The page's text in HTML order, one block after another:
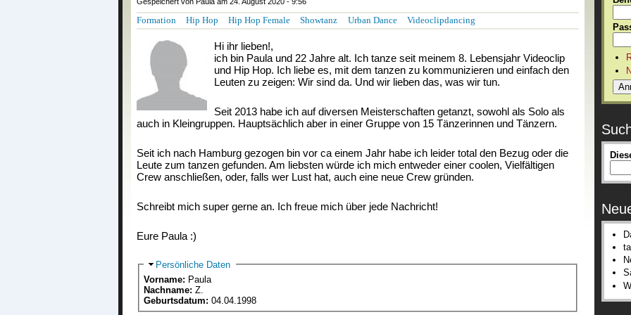
Formation Hip Hop Hip Hop Female Showtanz Urban Dance Videoclipdancing
Hi ihr lieben!,
ich bin Paula und 22 Jahre alt. Ich tanze seit meinem 8. Lebensjahr Videoclip
und Hip Hop. Ich liebe es, mit dem tanzen zu kommunizieren und einfach den
Leuten zu zeigen: Wir sind da. Und wir lieben das, was wir tun.
Seit 2013 habe ich auf diversen Meisterschaften getanzt, sowohl als Solo als
auch in Kleingruppen. Hauptsächlich aber in einer Gruppe von 15 Tänzerinnen und Tänzern.
Seit ich nach Hamburg gezogen bin vor ca einem Jahr habe ich leider total den Bezug oder die
Leute zum tanzen gefunden. Am liebsten würde ich mich entweder einer coolen, Vielfältigen
Crew anschließen, oder, falls wer Lust hat, auch eine neue Crew gründen.
Schreibt mich super gerne an. Ich freue mich über jede Nachricht!
Eure Paula :)
Ausblenden
Persönliche Daten
Vorname: Paula
Nachname: Z.
Geburtsdatum: 04.04.1998